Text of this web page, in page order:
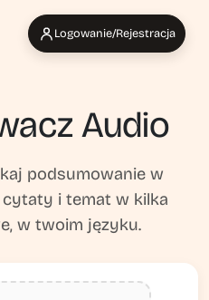
Logowanie/Rejestracja
Audio
podsumowanie w
i temat w kilka
w twoim języku.